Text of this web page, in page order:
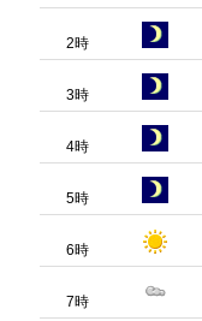
2時
3時
4時
5時
6時
7時